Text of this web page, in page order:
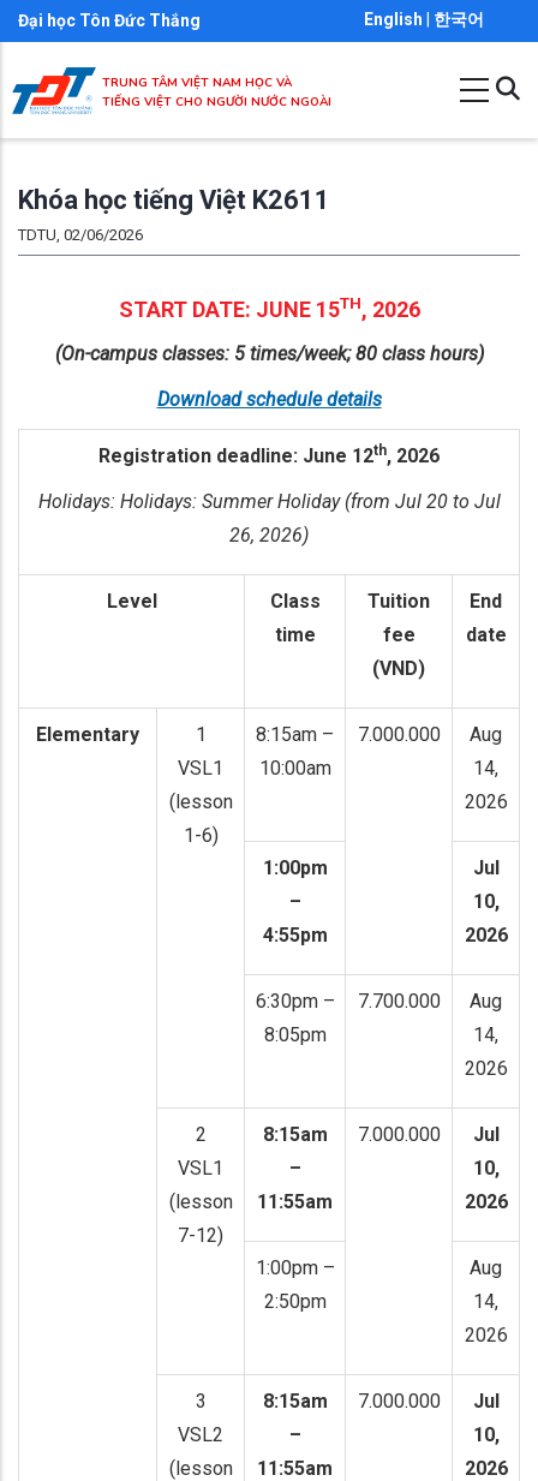
Nhảy
đến
nội
dung
Đại học Tôn Đức Thắng English 한국어
TRUNG TÂM VIỆT NAM HỌC VÀ
TIẾNG VIỆT CHO NGƯỜI NƯỚC NGOÀI
Khóa học tiếng Việt K2611
TDTU, 02/06/2026
START DATE: JUNE 15TH, 2026
(On-campus classes: 5 times/week; 80 class hours)
Download schedule details
Registration deadline: June 12th, 2026
Holidays: Holidays: Summer Holiday (from Jul 20 to Jul
26, 2026)
Level
Class
time
Tuition
fee
(VND)
End
date
Elementary
1
VSL1
(lesson
1-6)
8:15am –
10:00am
7.000.000
Aug
14,
2026
1:00pm
–
4:55pm
Jul
10,
2026
6:30pm –
8:05pm
7.700.000
Aug
14,
2026
2
VSL1
(lesson
7-12)
8:15am
–
11:55am
7.000.000
Jul
10,
2026
1:00pm –
2:50pm
Aug
14,
2026
3
VSL2
(lesson
8:15am
–
11:55am
7.000.000
Jul
10,
2026